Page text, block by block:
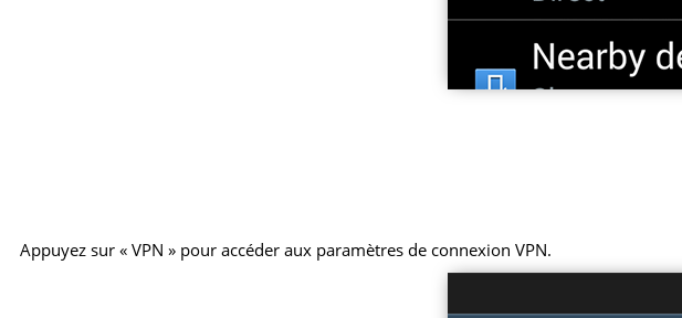
Appuyez sur « VPN » pour accéder aux paramètres de connexion VPN.